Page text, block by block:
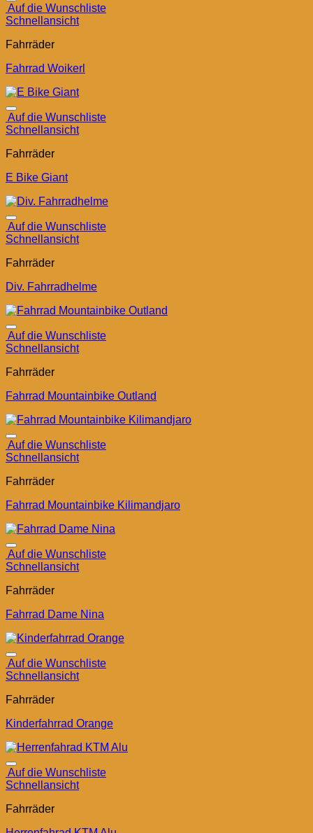
Auf die Wunschliste
Schnellansicht
Fahrräder
Fahrrad Woikerl
Auf die Wunschliste
Schnellansicht
Fahrräder
E Bike Giant
Auf die Wunschliste
Schnellansicht
Fahrräder
Div. Fahrradhelme
Auf die Wunschliste
Schnellansicht
Fahrräder
Fahrrad Mountainbike Outland
Auf die Wunschliste
Schnellansicht
Fahrräder
Fahrrad Mountainbike Kilimandjaro
Auf die Wunschliste
Schnellansicht
Fahrräder
Fahrrad Dame Nina
Auf die Wunschliste
Schnellansicht
Fahrräder
Kinderfahrrad Orange
Auf die Wunschliste
Schnellansicht
Fahrräder